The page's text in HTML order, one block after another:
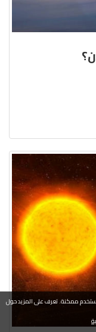
ممكنة. تعرف على المزيد حول